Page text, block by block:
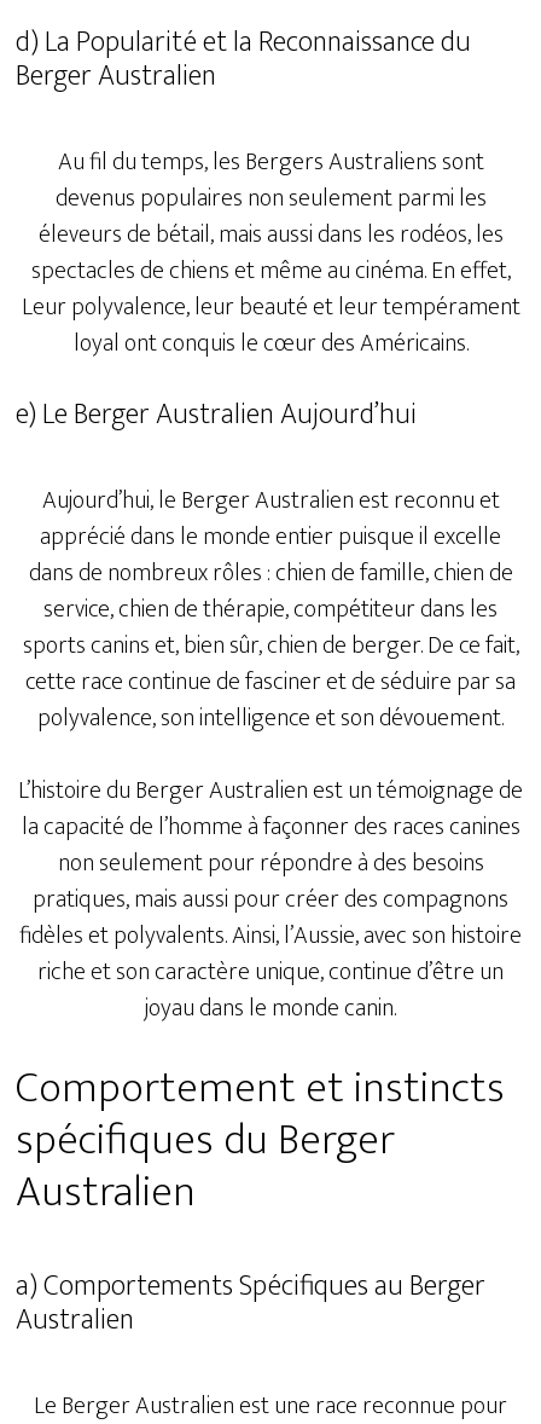
d) La Popularité et la Reconnaissance du
Berger Australien
Au fil du temps, les Bergers Australiens sont
devenus populaires non seulement parmi les
éleveurs de bétail, mais aussi dans les rodéos, les
spectacles de chiens et même au cinéma. En effet,
Leur polyvalence, leur beauté et leur tempérament
loyal ont conquis le cœur des Américains.
e) Le Berger Australien Aujourd’hui
Aujourd’hui, le Berger Australien est reconnu et
apprécié dans le monde entier puisque il excelle
dans de nombreux rôles : chien de famille, chien de
service, chien de thérapie, compétiteur dans les
sports canins et, bien sûr, chien de berger. De ce fait,
cette race continue de fasciner et de séduire par sa
polyvalence, son intelligence et son dévouement.
L’histoire du Berger Australien est un témoignage de
la capacité de l’homme à façonner des races canines
non seulement pour répondre à des besoins
pratiques, mais aussi pour créer des compagnons
fidèles et polyvalents. Ainsi, l’Aussie, avec son histoire
riche et son caractère unique, continue d’être un
joyau dans le monde canin.
Comportement et instincts
spécifiques du Berger
Australien
a) Comportements Spécifiques au Berger
Australien
Le Berger Australien est une race reconnue pour